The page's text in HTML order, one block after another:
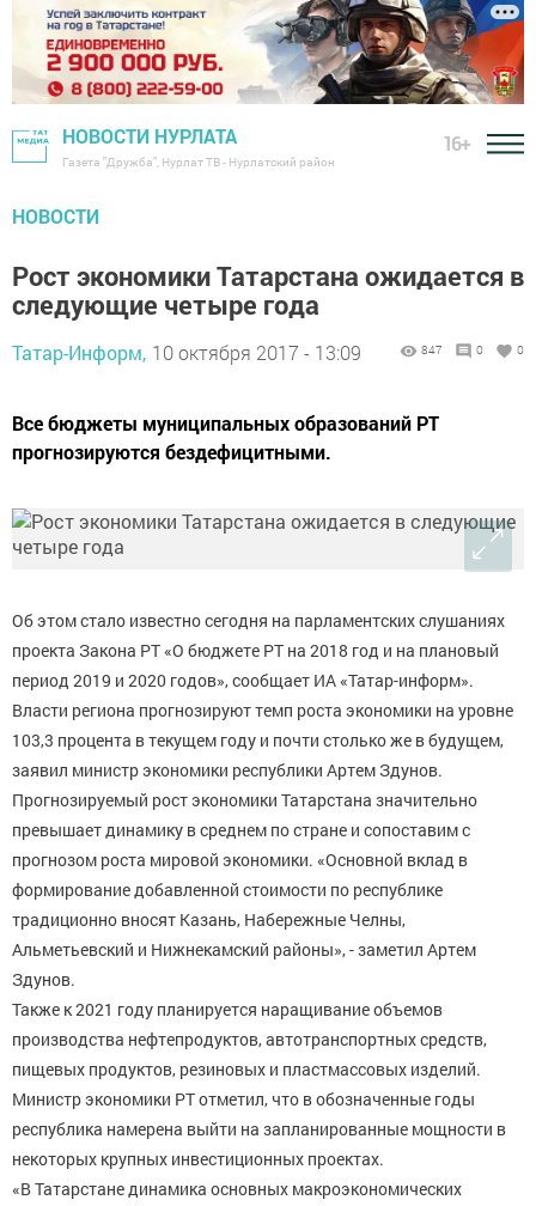
НОВОСТИ НУРЛАТА
Газета "Дружба", Нурлат ТВ - Нурлатский район
16+
НОВОСТИ
Рост экономики Татарстана ожидается в
следующие четыре года
Татар-Информ, 10 октября 2017 - 13:09 847 0 0
Все бюджеты муниципальных образований РТ
прогнозируются бездефицитными.
Об этом стало известно сегодня на парламентских слушаниях
проекта Закона РТ «О бюджете РТ на 2018 год и на плановый
период 2019 и 2020 годов», сообщает ИА «Татар-информ».
Власти региона прогнозируют темп роста экономики на уровне
103,3 процента в текущем году и почти столько же в будущем,
заявил министр экономики республики Артем Здунов.
Прогнозируемый рост экономики Татарстана значительно
превышает динамику в среднем по стране и сопоставим с
прогнозом роста мировой экономики. «Основной вклад в
формирование добавленной стоимости по республике
традиционно вносят Казань, Набережные Челны,
Альметьевский и Нижнекамский районы», - заметил Артем
Здунов.
Также к 2021 году планируется наращивание объемов
производства нефтепродуктов, автотранспортных средств,
пищевых продуктов, резиновых и пластмассовых изделий.
Министр экономики РТ отметил, что в обозначенные годы
республика намерена выйти на запланированные мощности в
некоторых крупных инвестиционных проектах.
«В Татарстане динамика основных макроэкономических